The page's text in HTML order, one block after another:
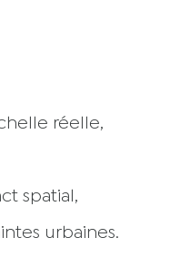
réelle,
spatial,
urbaines.